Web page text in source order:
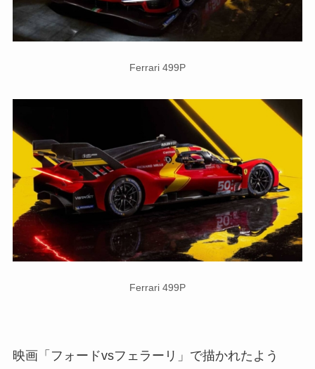
Ferrari 499P
Ferrari 499P
映画「フォードvsフェラーリ」で描かれたよう